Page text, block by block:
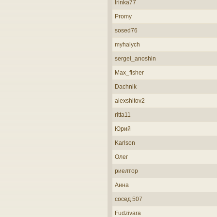
Irinka77
Promy
sosed76
myhalych
sergei_anoshin
Max_fisher
Dachnik
alexshitov2
ritta11
Юрий
Karlson
Олег
риелтор
Анна
сосед 507
Fudzivara